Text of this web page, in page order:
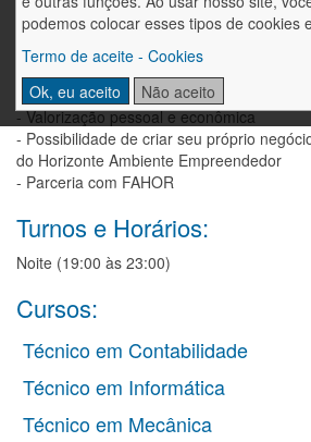
podemos colocar esses tipos de cookies
Termo de aceite - Cookies
Ok, eu aceito
Não aceito
- Maior empregabilidade
- Custos acessíveis
- Encaminhamento para estágios
- Possibilidade de promoção e aumento
- Acesso mais rápido ao mercado de
- Valorização pessoal e econômica
- Possibilidade de criar seu próprio
do Horizonte Ambiente Empreendedor
- Parceria com FAHOR
Turnos e Horários:
Noite (19:00 às 23:00)
Cursos:
Técnico em Contabilidade
Técnico em Informática
Técnico em Mecânica